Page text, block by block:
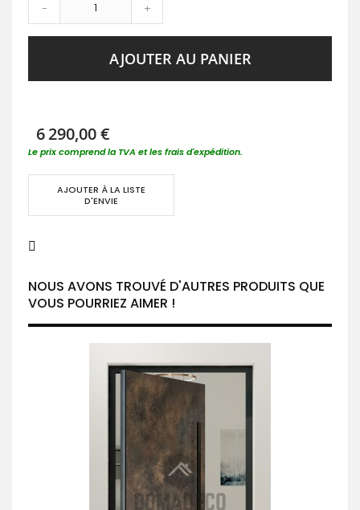
- +
AJOUTER AU PANIER
6 290,00 €
Le prix comprend la TVA et les frais d'expédition.
AJOUTER À LA LISTE
D'ENVIE
NOUS AVONS TROUVÉ D'AUTRES PRODUITS QUE
VOUS POURRIEZ AIMER !